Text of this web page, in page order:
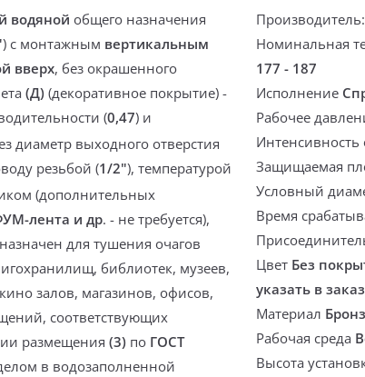
Производитель:
Номинальная
177 - 187
Исполнение
Рабочее
Защищаемая
Условный
Время
Цвет Без
указать в
Материал
Рабочая среда
Высота
водяной общего назначения
) с монтажным вертикальным
вверх, без окрашенного
(Д) (декоративное покрытие) -
(0,47) и
диаметр выходного отверстия
резьбой (1/2"), температурой
(дополнительных
лента и др. - не требуется),
для тушения очагов
библиотек, музеев,
залов, магазинов, офисов,
, соответствующих
размещения (3) по ГОСТ
в водозаполненной